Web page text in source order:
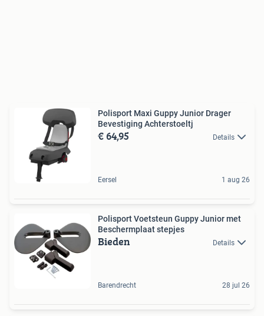
Polisport Maxi Guppy Junior Drager
Bevestiging Achterstoeltj
€ 64,95 Details
Eersel 1 aug 26
Polisport Voetsteun Guppy Junior met
Beschermplaat stepjes
Bieden Details
Barendrecht 28 jul 26